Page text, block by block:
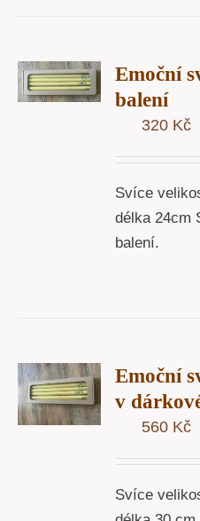
Emoční
balení
320 Kč
Svíce
délka 24cm
balení.
Emoční
v
560 Kč
Svíce